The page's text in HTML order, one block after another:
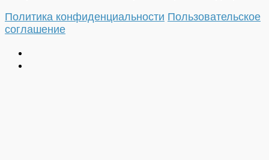
Политика конфиденциальности Пользовательское
соглашение